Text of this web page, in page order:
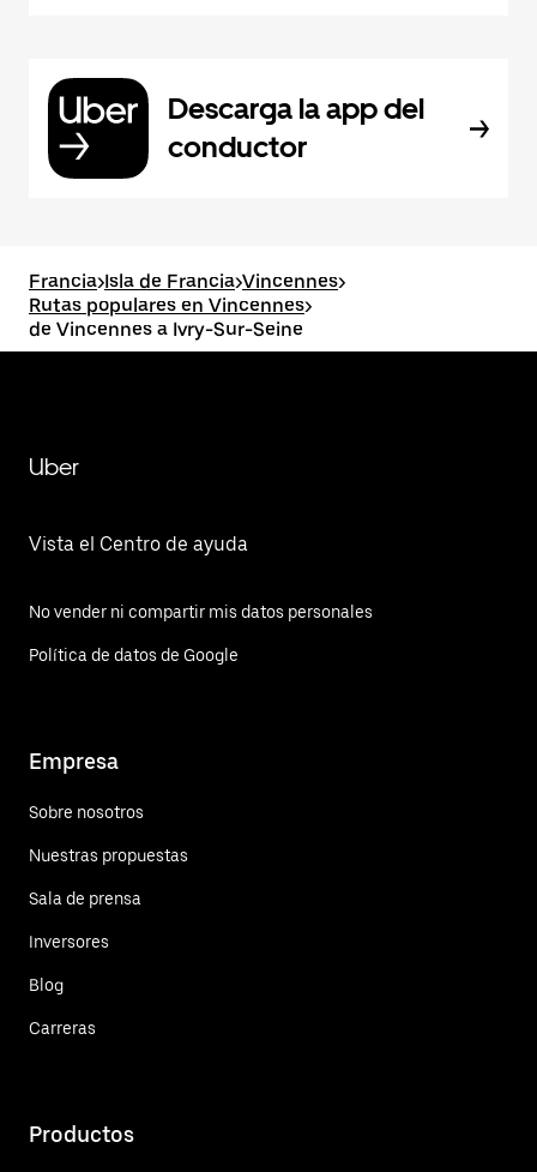
Descarga la app del
conductor
Francia>Isla de Francia>Vincennes>
Rutas populares en Vincennes>
de Vincennes a Ivry-Sur-Seine
Uber
Vista el Centro de ayuda
No vender ni compartir mis datos personales
Política de datos de Google
Empresa
Sobre nosotros
Nuestras propuestas
Sala de prensa
Inversores
Blog
Carreras
Productos